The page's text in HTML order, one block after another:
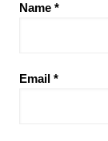
Name *
Email *